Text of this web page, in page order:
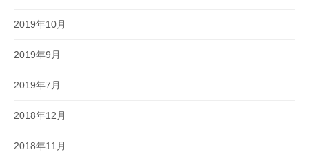
2019年10月
2019年9月
2019年7月
2018年12月
2018年11月